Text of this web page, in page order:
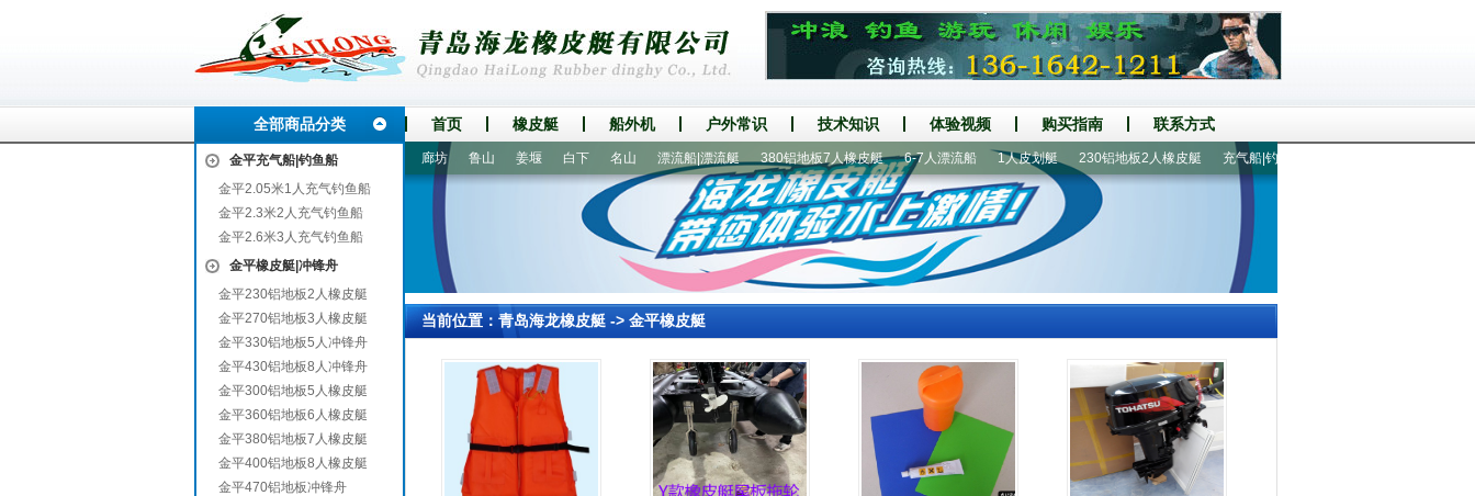
全部商品分类 首页 橡皮艇 船外机 户外常识 技术知识 体验视频 购买指南 联系方式
金平充气船|钓鱼船
金平2.05米1人充气钓鱼船
金平2.3米2人充气钓鱼船
金平2.6米3人充气钓鱼船
金平橡皮艇|冲锋舟
金平230铝地板2人橡皮艇
金平270铝地板3人橡皮艇
金平330铝地板5人冲锋舟
金平430铝地板8人冲锋舟
金平300铝地板5人橡皮艇
金平360铝地板6人橡皮艇
金平380铝地板7人橡皮艇
金平400铝地板8人橡皮艇
金平470铝地板冲锋舟
广灵 龙山 武陵源 鲁山 姜堰 白下 名山 漂流船|漂流艇 380铝地板7人橡皮艇 6-7人漂流船 1人皮划艇 230铝地板2人橡皮艇 充气船|钓鱼船
当前位置： 青岛海龙橡皮艇-> 金平橡皮艇